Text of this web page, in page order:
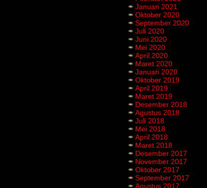
Januari 2021
Oktober 2020
September 2020
Juli 2020
Juni 2020
Mei 2020
April 2020
Maret 2020
Januari 2020
Oktober 2019
April 2019
Maret 2019
Desember 2018
Agustus 2018
Juli 2018
Mei 2018
April 2018
Maret 2018
Desember 2017
November 2017
Oktober 2017
September 2017
Agustus 2017